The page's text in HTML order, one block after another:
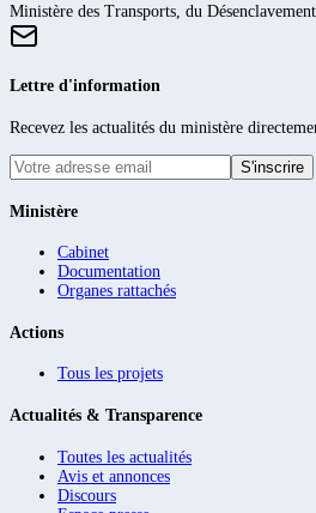
Ministère des Transports, du
Lettre d'information
Recevez les actualités du ministère
S'inscrire
Ministère
Cabinet
Documentation
Organes rattachés
Actions
Tous les projets
Actualités & Transparence
Toutes les actualités
Avis et annonces
Discours